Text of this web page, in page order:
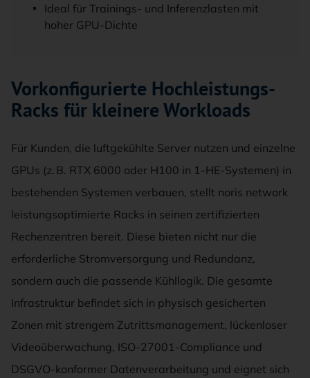
Ideal für Trainings- und Inferenzlasten mit
hoher GPU-Dichte
Vorkonfigurierte Hochleistungs-
Racks für kleinere Workloads
Für Kunden, die luftgekühlte Server nutzen und einzelne
GPUs (z. B. RTX 6000 oder H100 in 1-HE-Systemen) in
bestehenden Systemen verbauen, stellt noris network
leistungsoptimierte Racks in seinen zertifizierten
Rechenzentren bereit. Diese bieten nicht nur die
erforderliche Stromversorgung und Redundanz,
sondern auch die passende Kühllogik. Die gesamte
Infrastruktur befindet sich in physisch gesicherten
Zonen mit strengem Zutrittsmanagement, lückenloser
Videoüberwachung, ISO-27001-Compliance und
DSGVO-konformer Datenverarbeitung und eignet sich